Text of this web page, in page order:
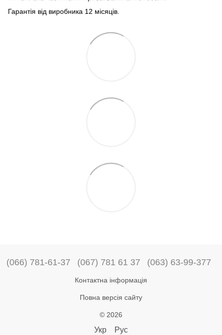
Гарантія від виробника 12 місяців.
(066) 781-61-37 (067) 781 61 37 (063) 63-99-377
Контактна інформація
Повна версія сайту
© 2026
Укр Рус